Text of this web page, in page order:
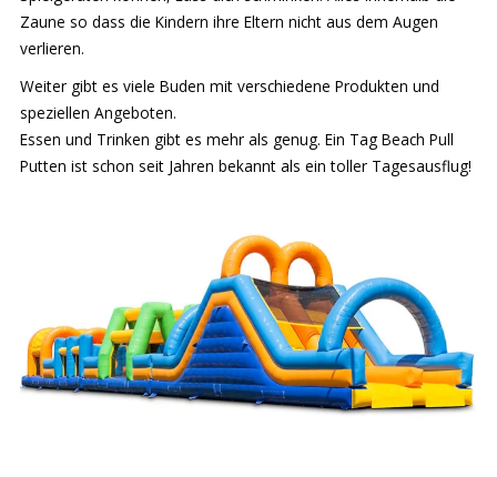
Zaune so dass die Kindern ihre Eltern nicht aus dem Augen
verlieren.
Weiter gibt es viele Buden mit verschiedene Produkten und
speziellen Angeboten.
Essen und Trinken gibt es mehr als genug. Ein Tag Beach Pull
Putten ist schon seit Jahren bekannt als ein toller Tagesausflug!